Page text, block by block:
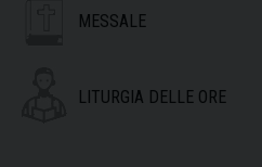
MESSALE
LITURGIA DELLE ORE